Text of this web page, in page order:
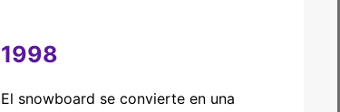
1998
El snowboard se convierte en una